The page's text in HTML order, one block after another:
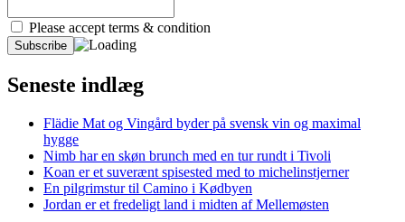
Please accept terms & condition
Seneste indlæg
Flädie Mat og Vingård byder på svensk vin og maximal
hygge
Nimb har en skøn brunch med en tur rundt i Tivoli
Koan er et suverænt spisested med to michelinstjerner
En pilgrimstur til Camino i Kødbyen
Jordan er et fredeligt land i midten af Mellemøsten